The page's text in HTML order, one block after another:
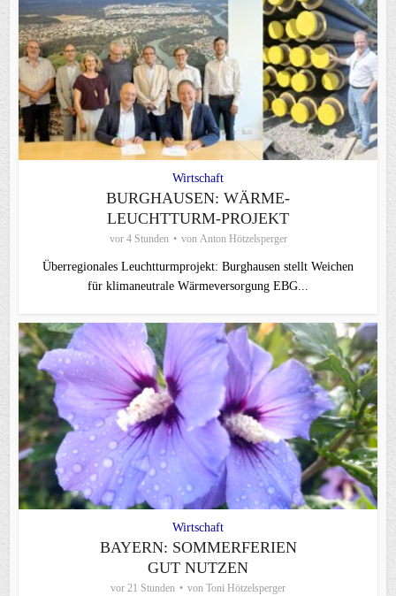
Wirtschaft
BURGHAUSEN: WÄRME-
LEUCHTTURM-PROJEKT
vor 4 Stunden von Anton Hötzelsperger
Überregionales Leuchtturmprojekt: Burghausen stellt Weichen
für klimaneutrale Wärmeversorgung EBG...
Wirtschaft
BAYERN: SOMMERFERIEN
GUT NUTZEN
vor 21 Stunden von Toni Hötzelsperger